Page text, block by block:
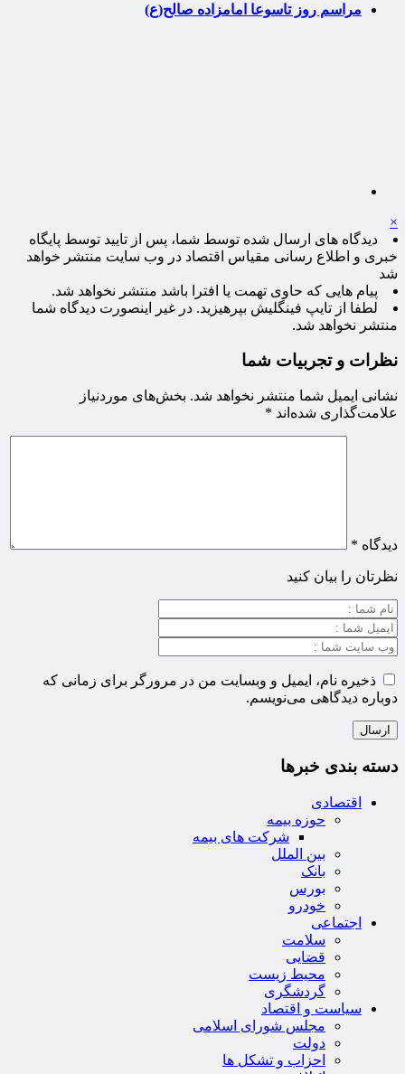
مراسم روز تاسوعا امامزاده صالح(ع)
×
دیدگاه های ارسال شده توسط شما، پس از تایید توسط پایگاه
خبری و اطلاع رسانی مقیاس اقتصاد در وب سایت منتشر خواهد
شد
پیام هایی که حاوی تهمت یا افترا باشد منتشر نخواهد شد.
لطفا از تایپ فینگلیش بپرهیزید. در غیر اینصورت دیدگاه شما
منتشر نخواهد شد.
نظرات و تجربیات شما
نشانی ایمیل شما منتشر نخواهد شد. بخش‌های موردنیاز
علامت‌گذاری شده‌اند *
دیدگاه *
نظرتان را بیان کنید
ذخیره نام، ایمیل و وبسایت من در مرورگر برای زمانی که
دوباره دیدگاهی می‌نویسم.
دسته بندی خبرها
اقتصادی
حوزه بیمه
شرکت های بیمه
بین الملل
بانک
بورس
خودرو
اجتماعی
سلامت
قضایی
محیط زیست
گردشگری
سیاست و اقتصاد
مجلس شورای اسلامی
دولت
احزاب و تشکل ها